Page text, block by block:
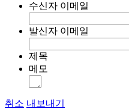
수신자 이메일
발신자 이메일
제목
메모
취소 내보내기